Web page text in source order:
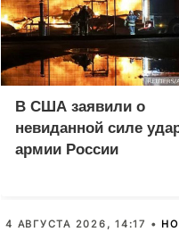
В США заявили о
невиданной силе
армии России
4 АВГУСТА 2026, 14:17 •